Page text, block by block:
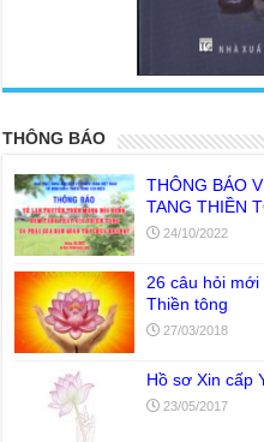
THÔNG BÁO
THÔNG BÁO
TANG THIỀN
24/10/2022
26 câu hỏi
Thiền tông
27/03/2018
Hồ sơ Xin cấp
23/05/2017